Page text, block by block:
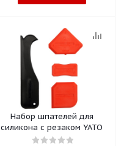
Набор шпателей для
силикона с резаком YATO